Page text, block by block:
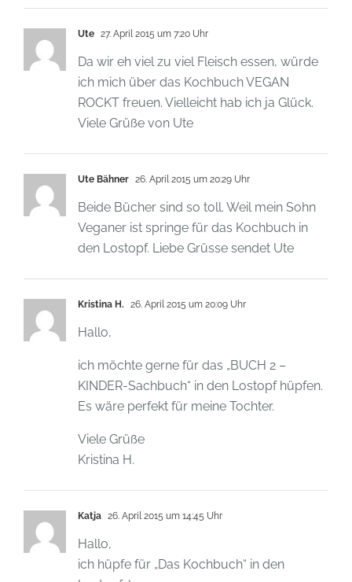
Ute 27. April 2015 um 7:20 Uhr
Da wir eh viel zu viel Fleisch essen, würde
ich mich über das Kochbuch VEGAN
ROCKT freuen. Vielleicht hab ich ja Glück.
Viele Grüße von Ute
Ute Bähner 26. April 2015 um 20:29 Uhr
Beide Bücher sind so toll. Weil mein Sohn
Veganer ist springe für das Kochbuch in
den Lostopf. Liebe Grüsse sendet Ute
Kristina H. 26. April 2015 um 20:09 Uhr
Hallo,
ich möchte gerne für das „BUCH 2 –
KINDER-Sachbuch“ in den Lostopf hüpfen.
Es wäre perfekt für meine Tochter.
Viele Grüße
Kristina H.
Katja 26. April 2015 um 14:45 Uhr
Hallo,
ich hüpfe für „Das Kochbuch“ in den